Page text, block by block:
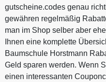
gutscheine.codes genau
gewähren regelmäßig
man im Shop selber aber
Ihnen eine komplette
Baumschule Horstmann
Geld sparen werden. Wenn
einen interessanten